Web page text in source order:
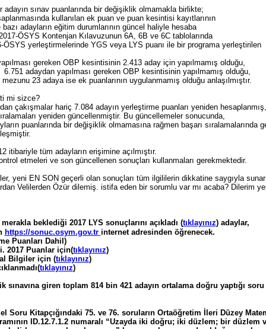
adayın sınav puanlarında bir değişiklik olmamakla birlikte;
kullanılan ek puan ve puan kesintisi kayıtlarının
adayların eğitim durumlarının güncel haliyle hesaba
ÖSYS Kontenjan Kılavuzunun 6A, 6B ve 6C tablolarında
ÖSYS yerleştirmelerinde YGS veya LYS puanı ile bir programa yerleştirilen
gereken OBP kesintisinin 2.413 aday için yapılmamış olduğu,
adaydan yapılması gereken OBP kesintisinin yapılmamış olduğu,
23 adaya ise ek puanlarının uygulanmamış olduğu anlaşılmıştır.
mi sizce?
çakışmalar hariç 7.084 adayın yerleştirme puanları yeniden hesaplanmış,
yeniden güncellenmiştir. Bu güncellemeler sonucunda,
puanlarında bir değişiklik olmamasına rağmen başarı sıralamalarında
tüm adayların erişimine açılmıştır.
etmeleri ve son güncellenen sonuçları kullanmaları gerekmektedir.
yeni EN SON geçerli olan sonuçları tüm ilgililerin dikkatine saygıyla
Velilerden Özür dilemiş. istifa eden bir sorumlu var mı acaba? Dilerim
beklediği 2017 LYS sonuçlarını açıkladı (tıklayınız) adaylar,
https://sonuc.osym.gov.tr internet adresinden öğrenecek.
Puanları Dahil)
2017 Puanlar için(tıklayınız)
Bilgiler için (tıklayınız)
tıklayınız)
sınavına giren toplam 814 bin 421 adayın ortalama doğru yaptığı soru
Kitapçığındaki 75. ve 76. soruların Ortaöğretim İleri Düzey
ID.12.7.1.2 numaralı “Uzayda iki doğru; iki düzlem; bir düzlem